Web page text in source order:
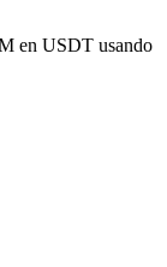
en USDT usando